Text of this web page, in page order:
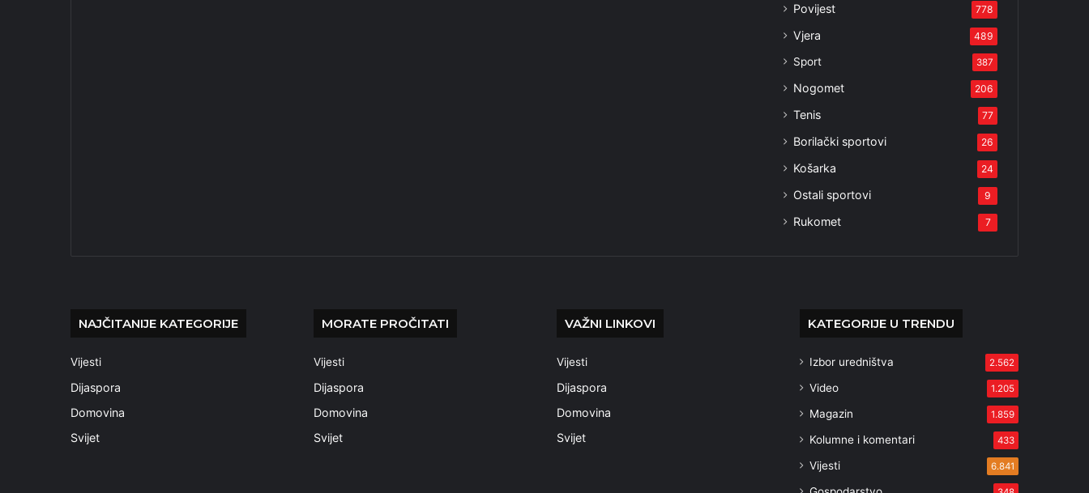
Povijest 778
Vjera 489
Sport 387
Nogomet 206
Tenis 77
Borilački sportovi 26
Košarka 24
Ostali sportovi 9
Rukomet 7
NAJČITANIJE KATEGORIJE
Vijesti
Dijaspora
Domovina
Svijet
MORATE PROČITATI
Vijesti
Dijaspora
Domovina
Svijet
VAŽNI LINKOVI
Vijesti
Dijaspora
Domovina
Svijet
KATEGORIJE U TRENDU
Izbor uredništva 2.562
Video 1.205
Magazin 1.859
Kolumne i komentari 433
Vijesti 6.841